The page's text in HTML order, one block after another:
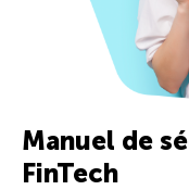
Manuel de
FinTech